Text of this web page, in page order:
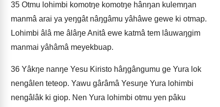
35 Otmu lohimbi komotŋe komotŋe hânŋan kulemŋan
manmâ arai ya yeŋgât nâŋgâmu yâhâwe gewe ki otmap.
Lohimbi âlâ me âlâŋe Anitâ ewe katmâ tem lâuwaŋgim
manmai yâhâmâ meyekbuap.
36 Yâkŋe nanŋe Yesu Kiristo hâŋgângumu ge Yura lok
nengâlen teteop. Yawu gârâmâ Yesuŋe Yura lohimbi
nengâlâk ki giop. Nen Yura lohimbi otmu yen pâku